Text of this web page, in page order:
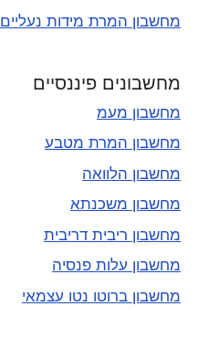
מחשבון המרת מידות נעליים
מחשבונים פיננסיים
מחשבון מעמ
מחשבון המרת מטבע
מחשבון הלוואה
מחשבון משכנתא
מחשבון ריבית דריבית
מחשבון עלות פנסיה
מחשבון ברוטו נטו עצמאי